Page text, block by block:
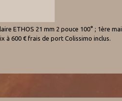
ETHOS 21 mm 2 pouce 100° ; 1ère
à 600 € frais de port Colissimo inclus.